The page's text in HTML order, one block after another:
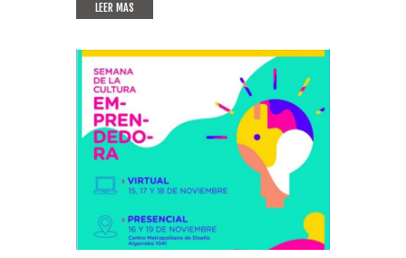
LEER MAS